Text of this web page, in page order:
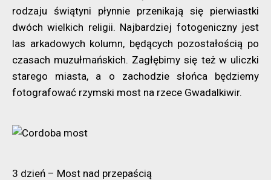
rodzaju świątyni płynnie przenikają się pierwiastki
dwóch wielkich religii. Najbardziej fotogeniczny jest
las arkadowych kolumn, będących pozostałością po
czasach muzułmańskich. Zagłębimy się też w uliczki
starego miasta, a o zachodzie słońca będziemy
fotografować rzymski most na rzece Gwadalkiwir.
3 dzień – Most nad przepaścią